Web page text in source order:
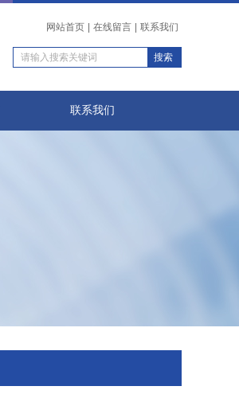
网站首页 在线留言 联系我们
联系我们